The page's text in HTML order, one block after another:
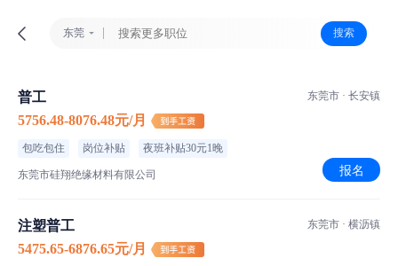
东莞 搜索
普工
5756.48-8076.48元/月
包吃包住 岗位补贴 夜班补贴30元1晚
东莞市硅翔绝缘材料有限公司
东莞市 · 长安镇
报名
注塑普工
5475.65-6876.65元/月
东莞市 · 横沥镇